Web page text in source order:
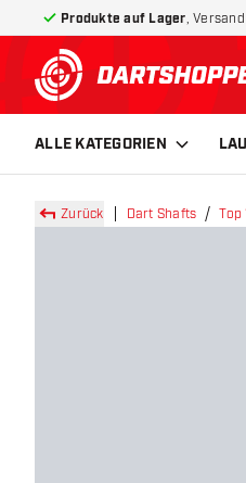
Produkte auf Lager ,
zurück zur
ALLE KATEGORIEN
Zurück Dart Shafts Top